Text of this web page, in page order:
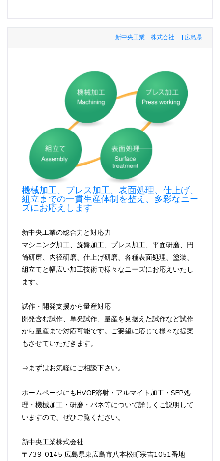
新中央工業 株式会社 | 広島県
機械加工、プレス加工、表面処理、仕上げ、
組立までの一貫生産体制を整え、多彩なニー
ズにお応えします
新中央工業の総合力と対応力
マシニング加工、旋盤加工、プレス加工、平面研磨、円
筒研磨、内径研磨、仕上げ研磨、各種表面処理、塗装、
組立てと幅広い加工技術で様々なニーズにお応えいたし
ます。
試作・開発支援から量産対応
開発含む試作、単発試作、量産を見据えた試作など試作
から量産まで対応可能です。ご要望に応じて様々な提案
もさせていただきます。
⇒まずはお気軽にご相談下さい。
ホームページにもHVOF溶射・アルマイト加工・SEP処
理・機械加工・研磨・バネ等について詳しくご説明して
いますので、ぜひご覧ください。
新中央工業株式会社
〒739-0145 広島県東広島市八本松町宗吉1051番地